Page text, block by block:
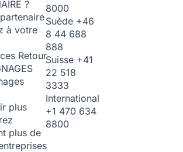
?
à votre
Retour
plus
plus de
8000
Suède +46
8 44 688
888
Suisse +41
22 518
3333
International
+1 470 634
8800